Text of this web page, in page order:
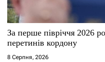
За перше півріччя 2026
перетинів кордону
8 Серпня, 2026